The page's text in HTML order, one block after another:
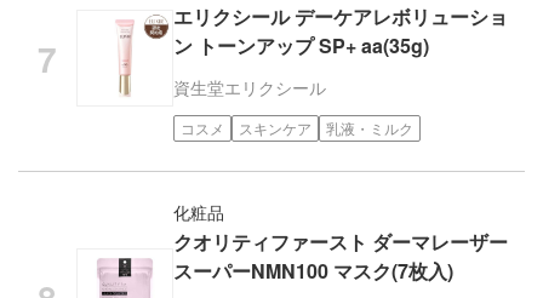
エリクシール デーケアレボリューショ
ン トーンアップ SP+ aa(35g)
資生堂エリクシール
コスメ スキンケア 乳液・ミルク
化粧品
クオリティファースト ダーマレーザー
スーパーNMN100 マスク(7枚入)